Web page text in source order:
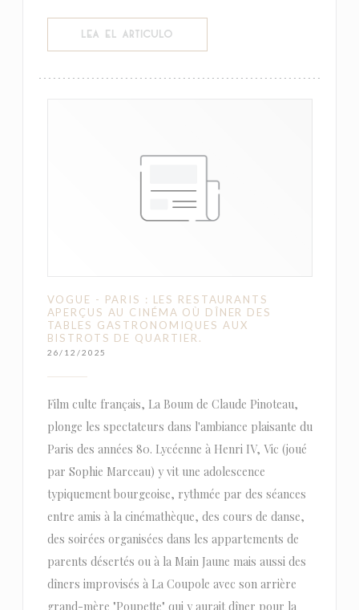
LEA EL ARTICULO
VOGUE - PARIS : LES RESTAURANTS
APERÇUS AU CINÉMA OÙ DÎNER DES
TABLES GASTRONOMIQUES AUX
BISTROTS DE QUARTIER.
26/12/2025
Film culte français, La Boum de Claude Pinoteau,
plonge les spectateurs dans l'ambiance plaisante du
Paris des années 80. Lycéenne à Henri IV, Vic (joué
par Sophie Marceau) y vit une adolescence
typiquement bourgeoise, rythmée par des séances
entre amis à la cinémathèque, des cours de danse,
des soirées organisées dans les appartements de
parents désertés ou à la Main Jaune mais aussi des
dîners improvisés à La Coupole avec son arrière
grand-mère "Poupette" qui y aurait dîner pour la